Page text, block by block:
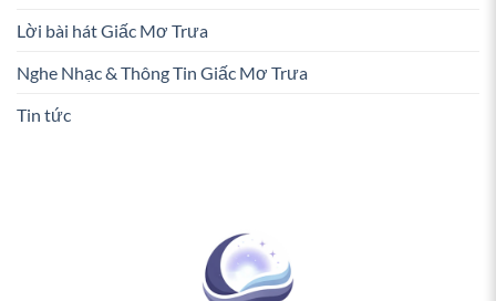
Lời bài hát Giấc Mơ Trưa
Nghe Nhạc & Thông Tin Giấc Mơ Trưa
Tin tức